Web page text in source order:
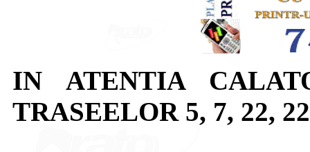
IN ATENTIA
TRASEELOR 5, 7, 22,